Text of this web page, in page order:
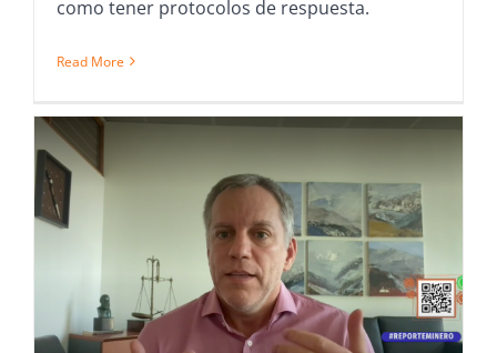
como tener protocolos de respuesta.
Read More